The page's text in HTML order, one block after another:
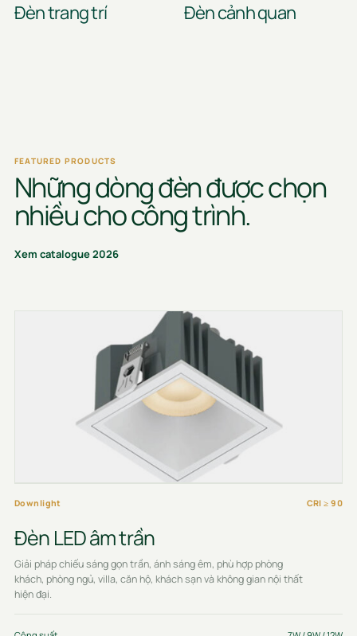
Đèn trang trí Đèn cảnh quan
FEATURED PRODUCTS
Những dòng đèn được chọn
nhiều cho công trình.
Xem catalogue 2026
Downlight CRI ≥ 90
Đèn LED âm trần
Giải pháp chiếu sáng gọn trần, ánh sáng êm, phù hợp phòng
khách, phòng ngủ, villa, căn hộ, khách sạn và không gian nội thất
hiện đại.